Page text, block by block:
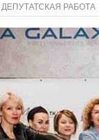
ДЕПУТАТСКАЯ РАБОТА